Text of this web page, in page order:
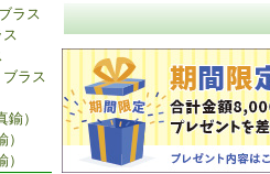
ラス
ラス
）